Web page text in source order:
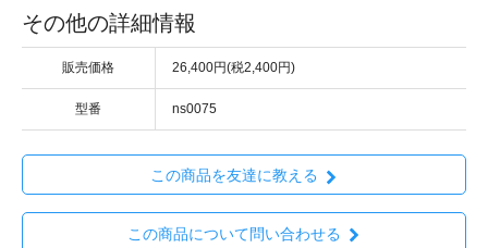
その他の詳細情報
販売価格 26,400円(税2,400円)
型番 ns0075
この商品を友達に教える
この商品について問い合わせる